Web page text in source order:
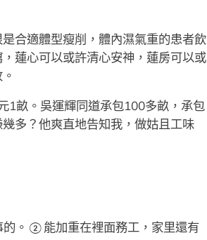
合適體型瘦削，體內濕氣重的患者飲
蓮心可以或許清心安神，蓮房可以或
1畝。吳運輝同道承包100多畝，承包
多？他爽直地告知我，做姑且工味
。②能加重在裡面務工，家里還有